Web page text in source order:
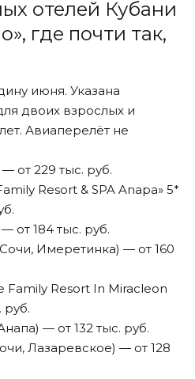
отелей Кубани
где почти так,
июня. Указана
двоих взрослых и
Авиаперелёт не
от 229 тыс. руб.
Resort & SPA Anapa» 5*
от 184 тыс. руб.
Имеретинка) — от 160
Family Resort In Miracleon
руб.
— от 132 тыс. руб.
Лазаревское) — от 128